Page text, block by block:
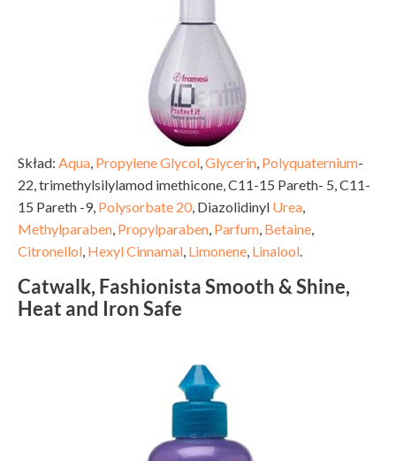
Skład: Aqua Propylene Glycol Glycerin Polyquaternium-
22, trimethylsilylamod imethicone, C11-15 Pareth- 5, C11-
15 Pareth -9, Polysorbate 20 , Diazolidinyl Urea
Methylparaben Propylparaben Parfum Betaine
Citronellol Hexyl Cinnamal Limonene Linalool
Catwalk, Fashionista Smooth & Shine,
Heat and Iron Safe